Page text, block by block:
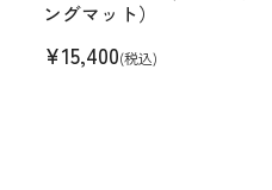
ングマット）
¥15,400(税込)